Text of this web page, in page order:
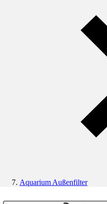
Aquarium Außenfilter